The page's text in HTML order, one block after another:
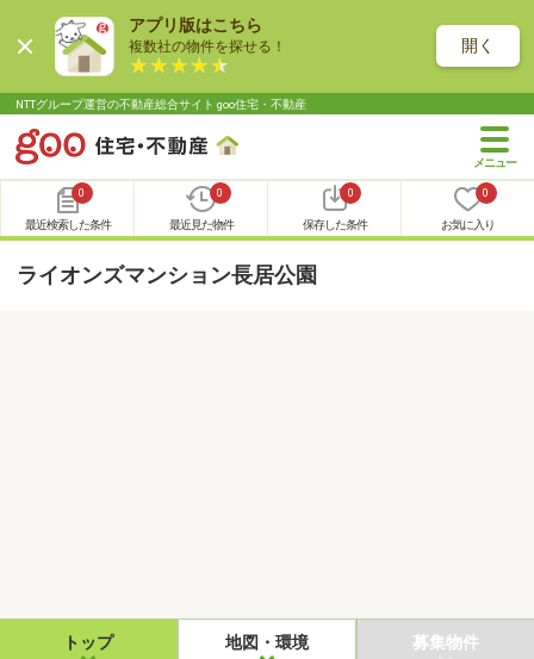
アプリ版はこちら
複数社の物件を探せる！ 開く
NTTグループ運営の不動産総合サイト goo住宅・不動産
0
最近検索した条件
0
最近見た物件
0
保存した条件
0
お気に入り
ライオンズマンション長居公園
トップ 地図・環境 募集物件